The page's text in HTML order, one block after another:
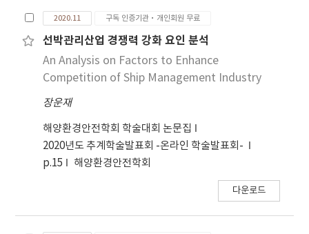
2020.11 구독 인증기관·개인회원 무료
선박관리산업 경쟁력 강화 요인 분석
An Analysis on Factors to Enhance
Competition of Ship Management Industry
장운재
해양환경안전학회 학술대회 논문집
2020년도 추계학술발표회 -온라인 학술발표회-
p.15
해양환경안전학회
다운로드